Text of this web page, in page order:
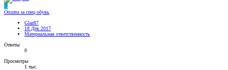
G
Оплата за спец обувь
Glaz87
18 Дек 2017
Материальная ответственность
Ответы
0
Просмотры
1 тыс.